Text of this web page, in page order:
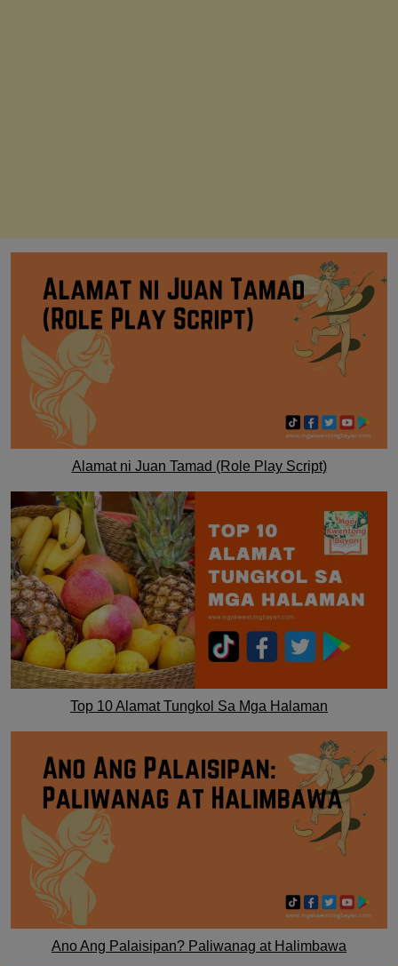
Alamat ni Juan Tamad (Role Play Script)
Top 10 Alamat Tungkol Sa Mga Halaman
Ano Ang Palaisipan? Paliwanag at Halimbawa